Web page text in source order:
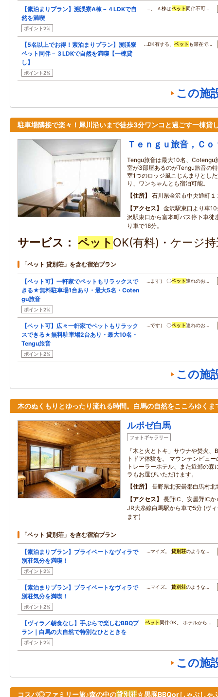
【素泊まりプラン】溯渓寮A棟－４LDKで自
然を満喫
ポイント2%
…。 Ａ棟はペット 同伴不可…
【5名以上でお得！素泊まりプラン】溯渓寮
ペット同伴－３LDKで自然を満喫【一棟貸
し】
ポイント2%
…DK有する、 ペット も滞在で…
この施
駐車場隣接で楽々！犀川沿いまで徒歩3分ワンコと過ごす一棟貸
Ｔｅｎｇｕ旅音，Ｃ
Tengu旅音は最大10名、Cotengu
室が3部屋あるのがTengu旅音の
室1つのロッジ風こじんまりとし
り、ワンちゃんとも宿泊可能。
住所
石川県金沢市中央通町１
アクセス
金沢駅東口より車
沢駅東口から富本町バス停下車徒
り車で18分。
サービス ペット OK(有料)・ケージ
「ペット 貸別荘」を含む宿泊プラン
【ペット可】一軒家でペットもリラックスで
きる★無料駐車場1台あり・最大5名・Coten
gu旅音
ポイント2%
…ます） 〇ペット連れのお…
【ペット可】広々一軒家でペットもリラック
スできる★無料駐車場2台あり・最大10名・
Tengu旅音
ポイント2%
…です） 〇ペット連れのお…
この施
木のぬくもりとゆったり流れる時間。白馬の自然をこころゆくま
ルポゼ白馬
フォトギャラリー
「木と火とトキ」サウナや焚火
トドア体験を。 マウンテンビュ
トレーラーホテル、また近郊の
ラもお選びいただけます。
住所
長野県北安曇郡白馬村
アクセス
長野IC、安曇野ICか
JR大糸線白馬駅から車で5分 (ヴ
ます)
「ペット 貸別荘」を含む宿泊プラン
【素泊まりプラン】プライベートなヴィラで
別荘気分を満喫！
ポイント2%
…マイズ。貸別荘のような…
【素泊まりプラン】プライベートなヴィラで
別荘気分を満喫！
ポイント2%
…マイズ。貸別荘のような…
【ヴィラ／朝食なし】手ぶらで楽しむBBQプ
ラン｜白馬の大自然で特別なひとときを
ポイント2%
ペット 同伴OK。 ホテルから…
この施
コスパ◎ファミリー旅♪森の中の貸別荘☆黒豚BBQorしゃぶしゃ